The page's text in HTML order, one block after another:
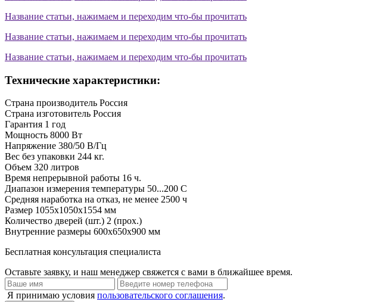
Название статьи, нажимаем и переходим что-бы прочитать
Название статьи, нажимаем и переходим что-бы прочитать
Название статьи, нажимаем и переходим что-бы прочитать
Технические характеристики:
Страна производитель Россия
Страна изготовитель Россия
Гарантия 1 год
Мощность 8000 Вт
Напряжение 380/50 В/Гц
Вес без упаковки 244 кг.
Объем 320 литров
Время непрерывной работы 16 ч.
Диапазон измерения температуры 50...200 С
Средняя наработка на отказ, не менее 2500 ч
Размер 1055х1050х1554 мм
Количество дверей (шт.) 2 (прох.)
Внутренние размеры 600х650х900 мм
Бесплатная консультация специалиста
Оставьте заявку, и наш менеджер свяжется с вами в ближайшее время.
Я принимаю условия пользовательского соглашения.